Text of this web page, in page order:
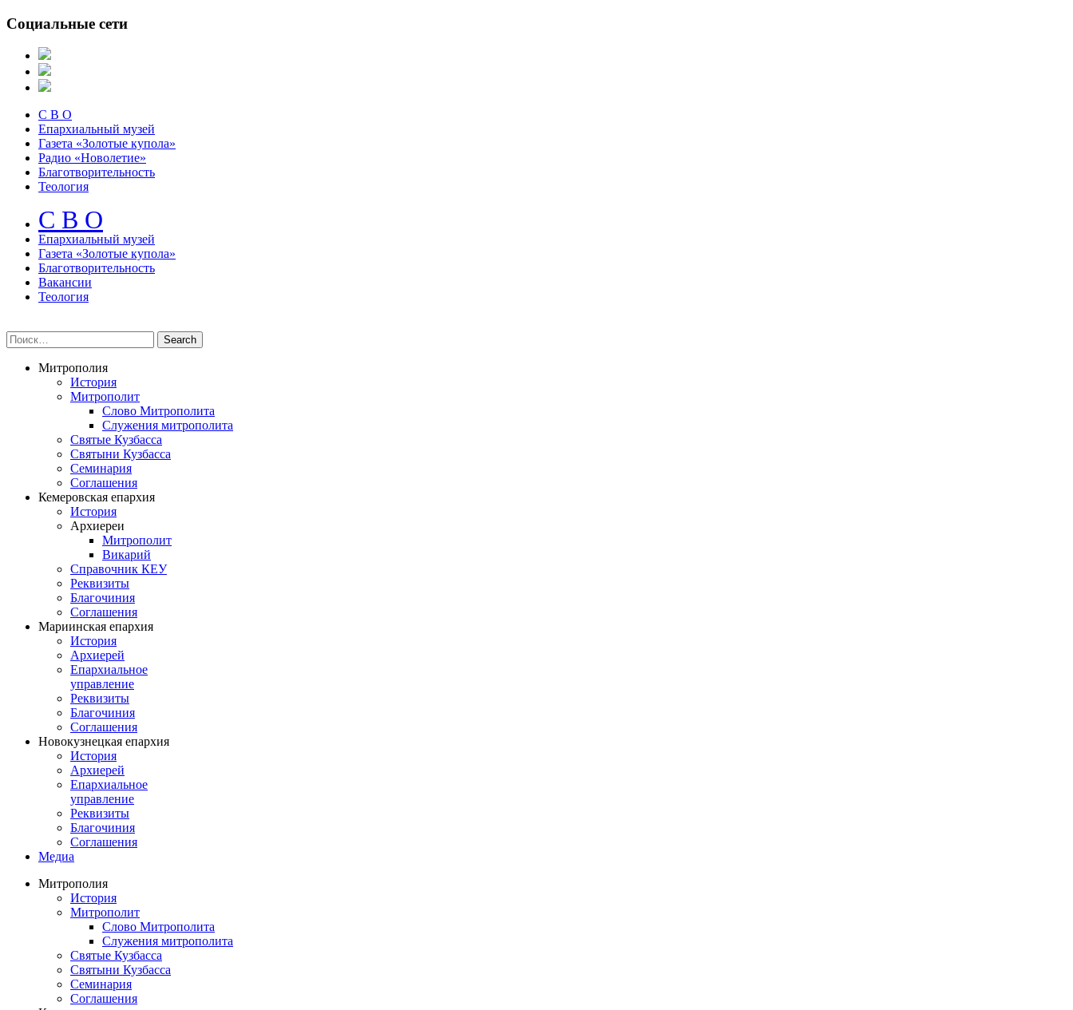
Социальные сети
С В О
Епархиальный музей
Газета «Золотые купола»
Радио «Новолетие»
Благотворительность
Теология
С В О
Епархиальный музeй
Газета «Золотые купола»
Благотворительность
Вакансии
Теология
Митрополия
История
Митрополит
Слово Митрополита
Служения митрополита
Святые Кузбасса
Святыни Кузбасса
Семинария
Соглашения
Кемеровская епархия
История
Архиереи
Митрополит
Викарий
Справочник КЕУ
Реквизиты
Благочиния
Соглашения
Мариинская епархия
История
Архиерей
Епархиальное
управление
Реквизиты
Благочиния
Соглашения
Новокузнецкая епархия
История
Архиерей
Епархиальное
управление
Реквизиты
Благочиния
Соглашения
Медиа
Митрополия
История
Митрополит
Слово Митрополита
Служения митрополита
Святые Кузбасса
Святыни Кузбасса
Семинария
Соглашения